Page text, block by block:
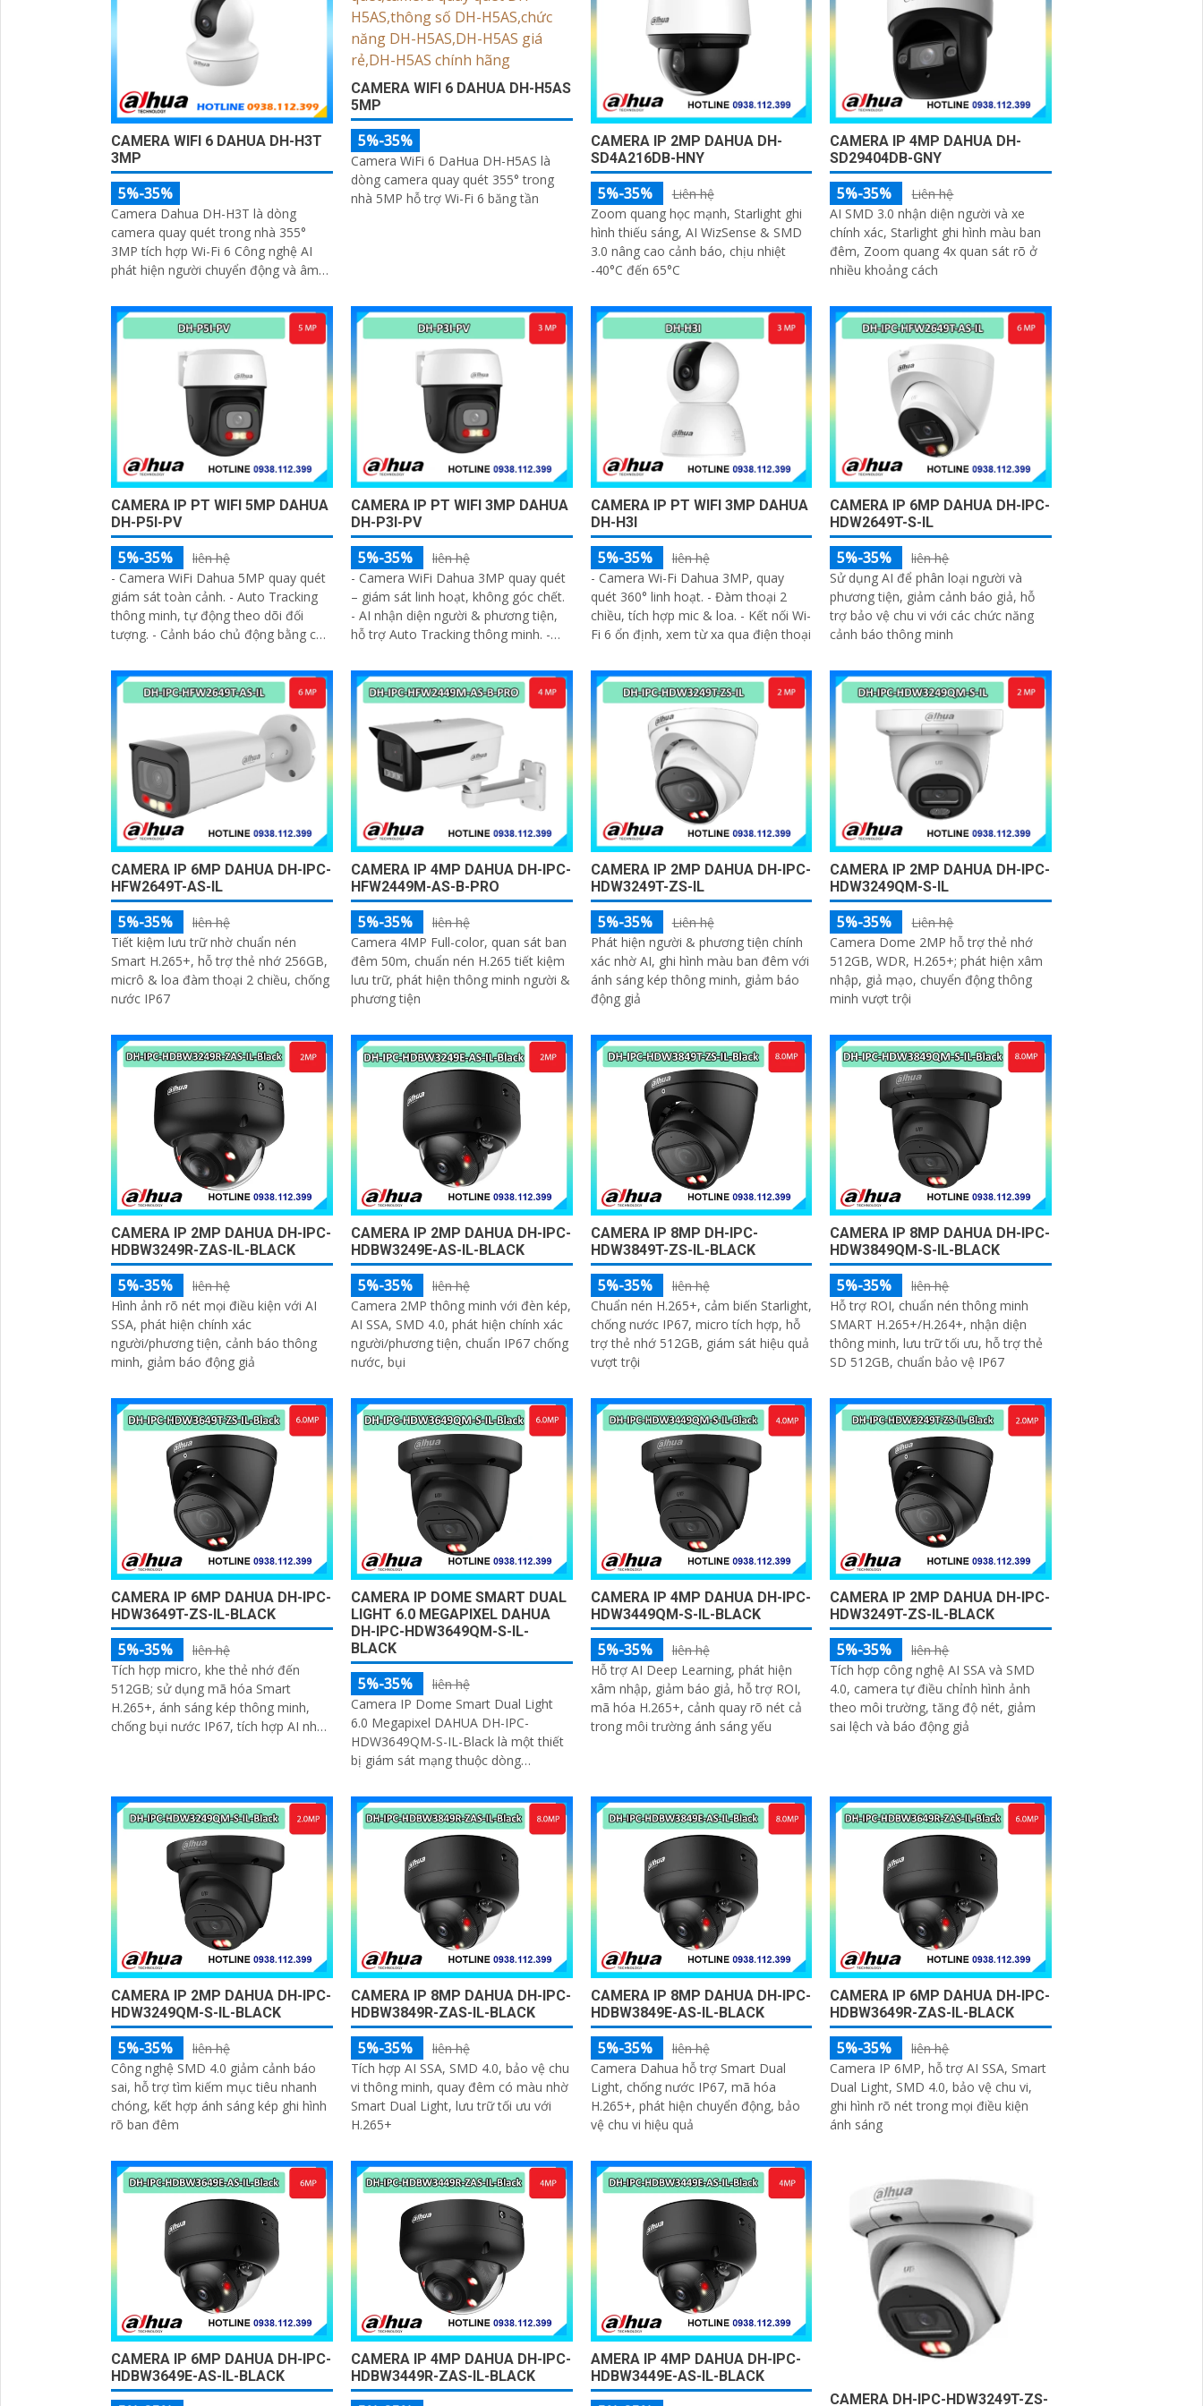
CAMERA WIFI 6 DAHUA DH-H3T
3MP
5%-35%
Camera Dahua DH-H3T là dòng
camera quay quét trong nhà 355°
3MP tích hợp Wi-Fi 6 Công nghệ AI
phát hiện người chuyển động và âm
chiều, hồng ngoại tầm xa ban đêm
10m hỗ trợ thẻ nhớ MicroSD 256GB
ONVIF và điều khiển từ xa qua ứng
dụng DMSS
CAMERA WIFI 6 DAHUA DH-H5AS
5MP
5%-35%
Camera WiFi 6 DaHua DH-H5AS là
dòng camera quay quét 355° trong
nhà 5MP hỗ trợ Wi-Fi 6 băng tần
CAMERA IP 2MP DAHUA DH-
SD4A216DB-HNY
5%-35%
Liên hệ
Zoom quang học mạnh, Starlight ghi
hình thiếu sáng, AI WizSense & SMD
3.0 nâng cao cảnh báo, chịu nhiệt
-40°C đến 65°C
CAMERA IP 4MP DAHUA DH-
SD29404DB-GNY
5%-35%
Liên hệ
AI SMD 3.0 nhận diện người và xe
chính xác, Starlight ghi hình màu ban
đêm, Zoom quang 4x quan sát rõ ở
nhiều khoảng cách
CAMERA IP PT WIFI 5MP DAHUA
DH-P5I-PV
5%-35%
liên hệ
- Camera WiFi Dahua 5MP quay quét
giám sát toàn cảnh. - Auto Tracking
thông minh, tự động theo dõi đối
tượng. - Cảnh báo chủ động bằng còi
CAMERA IP PT WIFI 3MP DAHUA
DH-P3I-PV
5%-35%
liên hệ
- Camera WiFi Dahua 3MP quay quét
– giám sát linh hoạt, không góc chết.
- AI nhận diện người & phương tiện,
hỗ trợ Auto Tracking thông minh. -
(có màu ban đêm)
CAMERA IP PT WIFI 3MP DAHUA
DH-H3I
5%-35%
liên hệ
- Camera Wi-Fi Dahua 3MP, quay
quét 360° linh hoạt. - Đàm thoại 2
chiều, tích hợp mic & loa. - Kết nối Wi-
Fi 6 ổn định, xem từ xa qua điện thoại
CAMERA IP 6MP DAHUA DH-IPC-
HDW2649T-S-IL
5%-35%
liên hệ
Sử dụng AI để phân loại người và
phương tiện, giảm cảnh báo giả, hỗ
trợ bảo vệ chu vi với các chức năng
cảnh báo thông minh
CAMERA IP 6MP DAHUA DH-IPC-
HFW2649T-AS-IL
5%-35%
liên hệ
Tiết kiệm lưu trữ nhờ chuẩn nén
Smart H.265+, hỗ trợ thẻ nhớ 256GB,
micrô & loa đàm thoại 2 chiều, chống
nước IP67
CAMERA IP 4MP DAHUA DH-IPC-
HFW2449M-AS-B-PRO
5%-35%
liên hệ
Camera 4MP Full-color, quan sát ban
đêm 50m, chuẩn nén H.265 tiết kiệm
lưu trữ, phát hiện thông minh người &
phương tiện
CAMERA IP 2MP DAHUA DH-IPC-
HDW3249T-ZS-IL
5%-35%
Liên hệ
Phát hiện người & phương tiện chính
xác nhờ AI, ghi hình màu ban đêm với
ánh sáng kép thông minh, giảm báo
động giả
CAMERA IP 2MP DAHUA DH-IPC-
HDW3249QM-S-IL
5%-35%
Liên hệ
Camera Dome 2MP hỗ trợ thẻ nhớ
512GB, WDR, H.265+; phát hiện xâm
nhập, giả mạo, chuyển động thông
minh vượt trội
CAMERA IP 2MP DAHUA DH-IPC-
HDBW3249R-ZAS-IL-BLACK
5%-35%
liên hệ
Hình ảnh rõ nét mọi điều kiện với AI
SSA, phát hiện chính xác
người/phương tiện, cảnh báo thông
minh, giảm báo động giả
CAMERA IP 2MP DAHUA DH-IPC-
HDBW3249E-AS-IL-BLACK
5%-35%
liên hệ
Camera 2MP thông minh với đèn kép,
AI SSA, SMD 4.0, phát hiện chính xác
người/phương tiện, chuẩn IP67 chống
nước, bụi
CAMERA IP 8MP DH-IPC-
HDW3849T-ZS-IL-BLACK
5%-35%
liên hệ
Chuẩn nén H.265+, cảm biến Starlight,
chống nước IP67, micro tích hợp, hỗ
trợ thẻ nhớ 512GB, giám sát hiệu quả
vượt trội
CAMERA IP 8MP DAHUA DH-IPC-
HDW3849QM-S-IL-BLACK
5%-35%
liên hệ
Hỗ trợ ROI, chuẩn nén thông minh
SMART H.265+/H.264+, nhận diện
thông minh, lưu trữ tối ưu, hỗ trợ thẻ
SD 512GB, chuẩn bảo vệ IP67
CAMERA IP 6MP DAHUA DH-IPC-
HDW3649T-ZS-IL-BLACK
5%-35%
liên hệ
Tích hợp micro, khe thẻ nhớ đến
512GB; sử dụng mã hóa Smart
H.265+, ánh sáng kép thông minh,
chống bụi nước IP67, tích hợp AI nhận
CAMERA IP DOME SMART DUAL
LIGHT 6.0 MEGAPIXEL DAHUA
DH-IPC-HDW3649QM-S-IL-
BLACK
5%-35%
liên hệ
Camera IP Dome Smart Dual Light
6.0 Megapixel DAHUA DH-IPC-
HDW3649QM-S-IL-Black là một thiết
bị giám sát mạng thuộc dòng
hợp công nghệ AI tiên...
CAMERA IP 4MP DAHUA DH-IPC-
HDW3449QM-S-IL-BLACK
5%-35%
liên hệ
Hỗ trợ AI Deep Learning, phát hiện
xâm nhập, giảm báo giả, hỗ trợ ROI,
mã hóa H.265+, cảnh quay rõ nét cả
trong môi trường ánh sáng yếu
CAMERA IP 2MP DAHUA DH-IPC-
HDW3249T-ZS-IL-BLACK
5%-35%
liên hệ
Tích hợp công nghệ AI SSA và SMD
4.0, camera tự điều chỉnh hình ảnh
theo môi trường, tăng độ nét, giảm
sai lệch và báo động giả
CAMERA IP 2MP DAHUA DH-IPC-
HDW3249QM-S-IL-BLACK
5%-35%
liên hệ
Công nghệ SMD 4.0 giảm cảnh báo
sai, hỗ trợ tìm kiếm mục tiêu nhanh
chóng, kết hợp ánh sáng kép ghi hình
rõ ban đêm
CAMERA IP 8MP DAHUA DH-IPC-
HDBW3849R-ZAS-IL-BLACK
5%-35%
liên hệ
Tích hợp AI SSA, SMD 4.0, bảo vệ chu
vi thông minh, quay đêm có màu nhờ
Smart Dual Light, lưu trữ tối ưu với
H.265+
CAMERA IP 8MP DAHUA DH-IPC-
HDBW3849E-AS-IL-BLACK
5%-35%
liên hệ
Camera Dahua hỗ trợ Smart Dual
Light, chống nước IP67, mã hóa
H.265+, phát hiện chuyển động, bảo
vệ chu vi hiệu quả
CAMERA IP 6MP DAHUA DH-IPC-
HDBW3649R-ZAS-IL-BLACK
5%-35%
liên hệ
Camera IP 6MP, hỗ trợ AI SSA, Smart
Dual Light, SMD 4.0, bảo vệ chu vi,
ghi hình rõ nét trong mọi điều kiện
ánh sáng
CAMERA IP 6MP DAHUA DH-IPC-
HDBW3649E-AS-IL-BLACK
CAMERA IP 4MP DAHUA DH-IPC-
HDBW3449R-ZAS-IL-BLACK
AMERA IP 4MP DAHUA DH-IPC-
HDBW3449E-AS-IL-BLACK
CAMERA DH-IPC-HDW3249T-ZS-